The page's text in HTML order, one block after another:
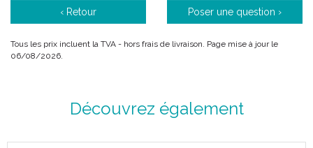
enfants de 4-12 ans. Afin de tenir dans leurs mains, il fait 2/3
de la taille du Rhino Horn. Son embout plus petit, est
La version junior a été inspirée par des pédiatres d’ hôpitaux
Rafraîchissant et agréable
Pour que le lavage du nez soit agréable, doux et
‹ Retour Poser une question ›
Tous les prix incluent la TVA - hors frais de livraison. Page mise à jour le
06/08/2026.
Découvrez également